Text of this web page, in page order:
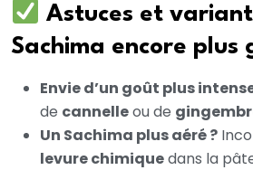
Astuces et
Sachima encore plus
Envie d’un goût plus
de cannelleou de
Un Sachima plus aéré ?
levure chimiquedans la